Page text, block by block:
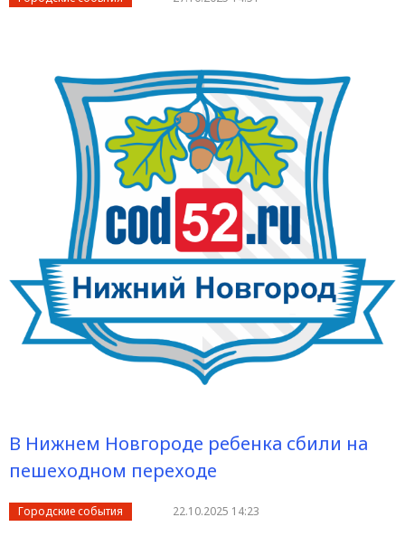
В Нижнем Новгороде ребенка сбили на
пешеходном переходе
Городские события 22.10.2025 14:23